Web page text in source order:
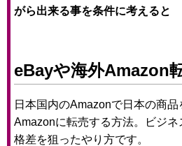
がら出来る事を条件に考えると
eBayや海外Amazon
日本国内のAmazonで日本の商
Amazonに転売する方法。ビジ
格差を狙ったやり方です。